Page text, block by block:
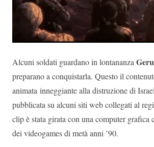
Alcuni soldati guardano in lontananza
preparano a conquistarla. Questo il
animata inneggiante alla distruzione di
pubblicata su alcuni siti web collegati al
clip è stata girata con una computer grafica
dei videogames di metà anni ’90.